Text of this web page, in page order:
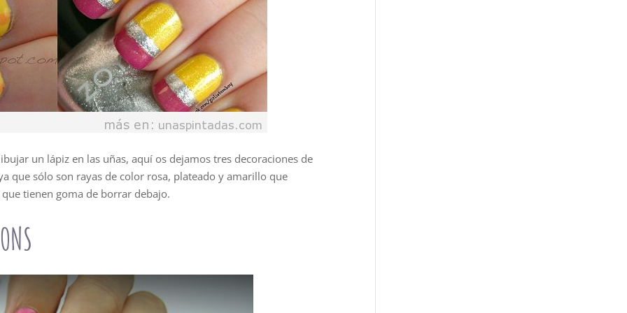
un lápiz en las uñas, aquí os dejamos tres decoraciones de
que sólo son rayas de color rosa, plateado y amarillo que
tienen goma de borrar debajo.